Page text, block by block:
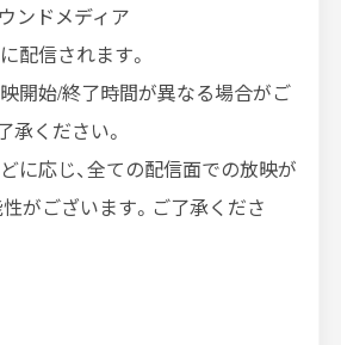
ンドメディア
配信されます。
開始/終了時間が異なる場合がご
承ください。
に応じ、全ての配信面での放映が
がございます。ご了承くださ